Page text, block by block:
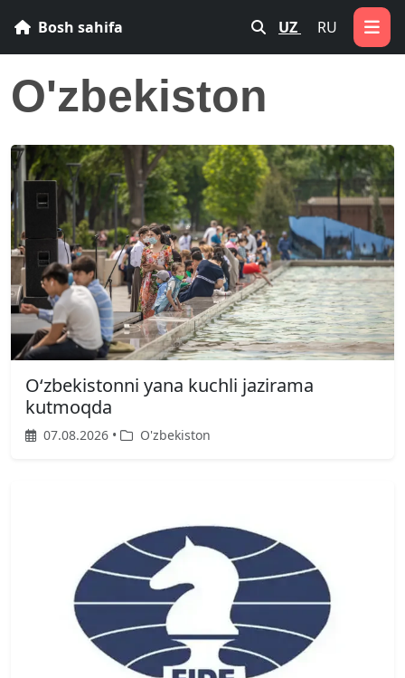
Bosh sahifa UZ RU
O'zbekiston
O‘zbekistonni yana kuchli jazirama
kutmoqda
07.08.2026 • O'zbekiston